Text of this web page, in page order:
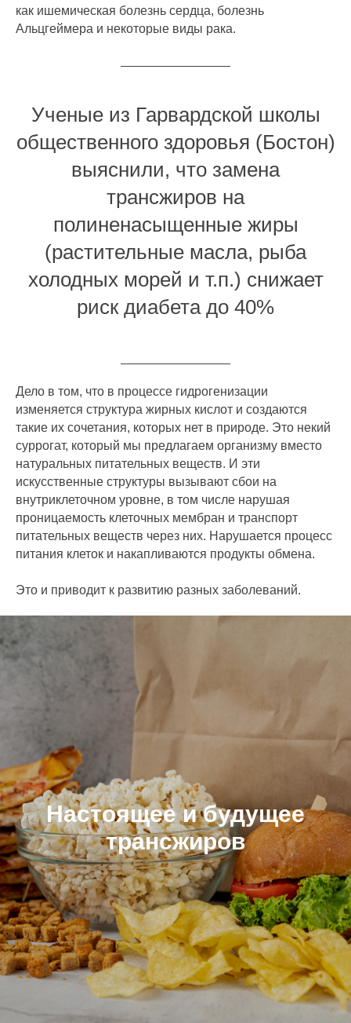
как ишемическая болезнь сердца, болезнь
Альцгеймера и некоторые виды рака.
Ученые из Гарвардской школы
общественного здоровья (Бостон)
выяснили, что замена
трансжиров на
полиненасыщенные жиры
(растительные масла, рыба
холодных морей и т.п.) снижает
риск диабета до 40%
Дело в том, что в процессе гидрогенизации
изменяется структура жирных кислот и создаются
такие их сочетания, которых нет в природе. Это некий
суррогат, который мы предлагаем организму вместо
натуральных питательных веществ. И эти
искусственные структуры вызывают сбои на
внутриклеточном уровне, в том числе нарушая
проницаемость клеточных мембран и транспорт
питательных веществ через них. Нарушается процесс
питания клеток и накапливаются продукты обмена.
Это и приводит к развитию разных заболеваний.
Настоящее и будущее
трансжиров